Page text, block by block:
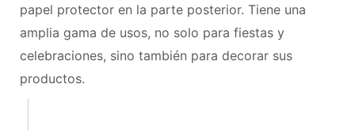
papel protector en la parte posterior. Tiene una
amplia gama de usos, no solo para fiestas y
celebraciones, sino también para decorar sus
productos.